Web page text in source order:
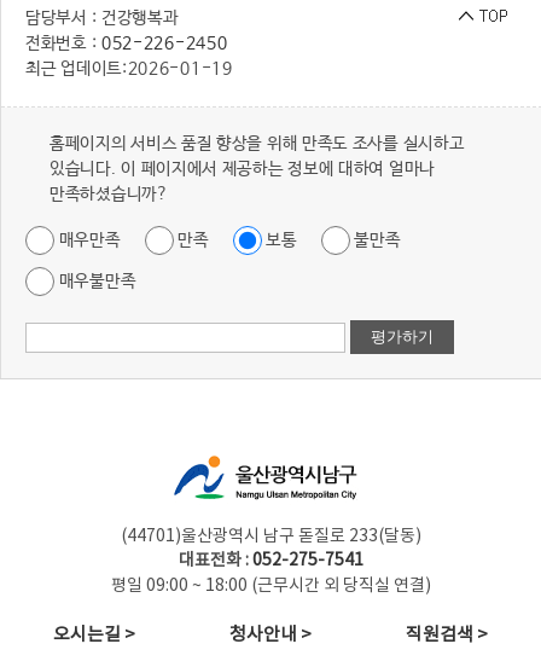
담당부서 : 건강행복과
전화번호 : 052-226-2450
최근 업데이트:2026-01-19
홈페이지의 서비스 품질 향상을 위해 만족도 조사를 실시하고
있습니다. 이 페이지에서 제공하는 정보에 대하여 얼마나
만족하셨습니까?
매우만족 만족 보통 불만족
매우불만족
(44701)울산광역시 남구 돋질로 233(달동)
대표전화 :052-275-7541
평일 09:00 ~ 18:00 (근무시간 외 당직실 연결)
오시는길 > 청사안내 > 직원검색 >